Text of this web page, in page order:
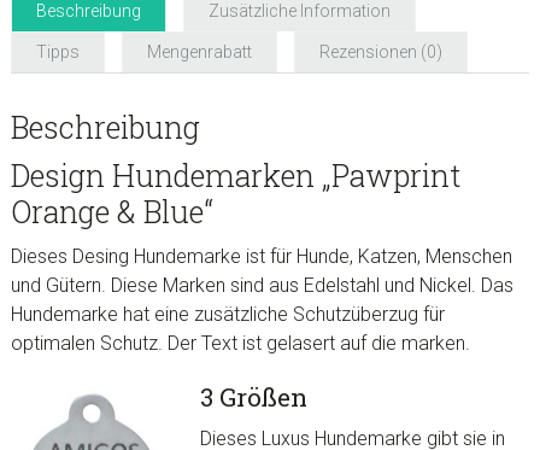
Beschreibung Zusätzliche Information
Tipps Mengenrabatt Rezensionen (0)
Beschreibung
Design Hundemarken „Pawprint
Orange & Blue“
Dieses Desing Hundemarke ist für Hunde, Katzen, Menschen
und Gütern. Diese Marken sind aus Edelstahl und Nickel. Das
Hundemarke hat eine zusätzliche Schutzüberzug für
optimalen Schutz. Der Text ist gelasert auf die marken.
3 Größen
Dieses Luxus Hundemarke gibt sie in